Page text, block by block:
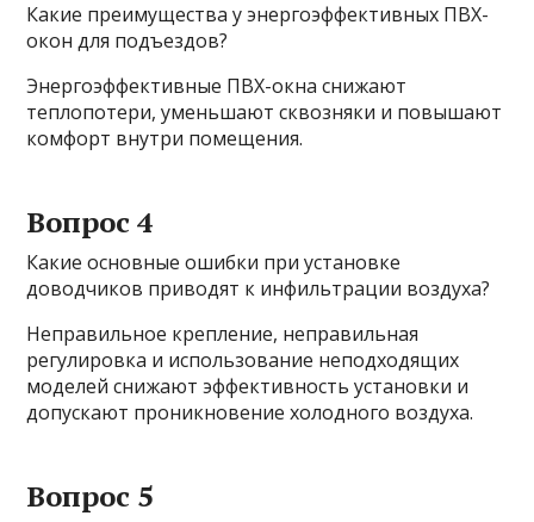
Какие преимущества у энергоэффективных ПВХ-
окон для подъездов?
Энергоэффективные ПВХ-окна снижают
теплопотери, уменьшают сквозняки и повышают
комфорт внутри помещения.
Вопрос 4
Какие основные ошибки при установке
доводчиков приводят к инфильтрации воздуха?
Неправильное крепление, неправильная
регулировка и использование неподходящих
моделей снижают эффективность установки и
допускают проникновение холодного воздуха.
Вопрос 5